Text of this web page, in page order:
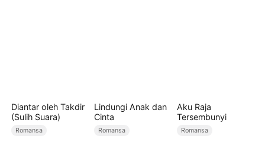
Diantar oleh Takdir
(Sulih Suara)
Romansa
Lindungi Anak dan
Cinta
Romansa
Aku Raja
Tersembunyi
Romansa